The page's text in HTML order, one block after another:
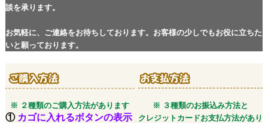
談を承ります。
お気軽に、ご連絡をお待ちしております。お客様の少しでもお役に立ちた
いと願っております。
※ ２種類のご購入方法があります
※ ３種類のお振込み方法と
クレジットカードお支払方法があり
① カゴに入れるボタンの表示